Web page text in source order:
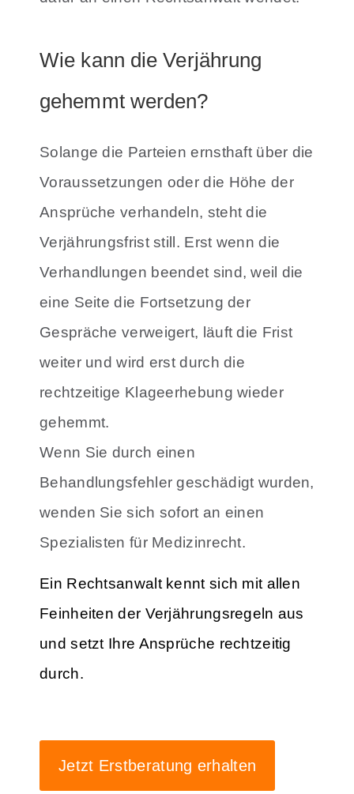
Wie kann die Verjährung
gehemmt werden?
Solange die Parteien ernsthaft über die
Voraussetzungen oder die Höhe der
Ansprüche verhandeln, steht die
Verjährungsfrist still. Erst wenn die
Verhandlungen beendet sind, weil die
eine Seite die Fortsetzung der
Gespräche verweigert, läuft die Frist
weiter und wird erst durch die
rechtzeitige Klageerhebung wieder
gehemmt.
Wenn Sie durch einen
Behandlungsfehler geschädigt wurden,
wenden Sie sich sofort an einen
Spezialisten für Medizinrecht.
Ein Rechtsanwalt kennt sich mit allen
Feinheiten der Verjährungsregeln aus
und setzt Ihre Ansprüche rechtzeitig
durch.
Jetzt Erstberatung erhalten